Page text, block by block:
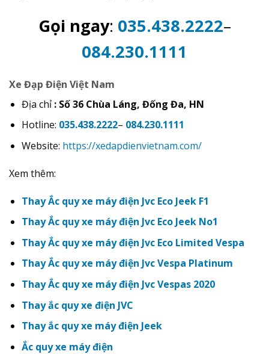
Gọi ngay: 035.438.2222–
084.230.1111
Xe Đạp Điện Việt Nam
Địa chỉ : Số 36 Chùa Láng, Đống Đa, HN
Hotline: 035.438.2222– 084.230.1111
Website: https://xedapdienvietnam.com/
Xem thêm:
Thay Ắc quy xe máy điện Jvc Eco Jeek F1
Thay Ắc quy xe máy điện Jvc Eco Jeek No1
Thay Ắc quy xe máy điện Jvc Eco Limited Vespa
Thay Ắc quy xe máy điện Jvc Vespa Platinum
Thay Ắc quy xe máy điện Jvc Vespas 2020
Thay ắc quy xe điện JVC
Thay ắc quy xe máy điện Jeek
Ắc quy xe máy điện